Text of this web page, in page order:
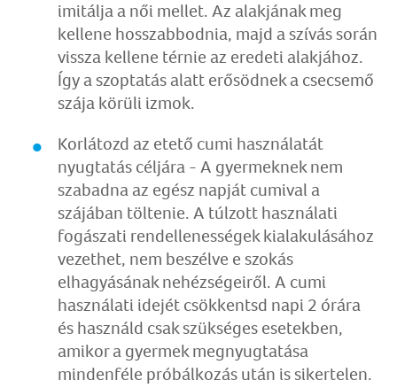
imitálja a női mellet. Az alakjának meg
kellene hosszabbodnia, majd a szívás során
vissza kellene térnie az eredeti alakjához.
Így a szoptatás alatt erősödnek a csecsemő
szája körüli izmok.
Korlátozd az etető cumi használatát
nyugtatás céljára - A gyermeknek nem
szabadna az egész napját cumival a
szájában töltenie. A túlzott használati
fogászati rendellenességek kialakulásához
vezethet, nem beszélve e szokás
elhagyásának nehézségeiről. A cumi
használati idejét csökkentsd napi 2 órára
és használd csak szükséges esetekben,
amikor a gyermek megnyugtatása
mindenféle próbálkozás után is sikertelen.